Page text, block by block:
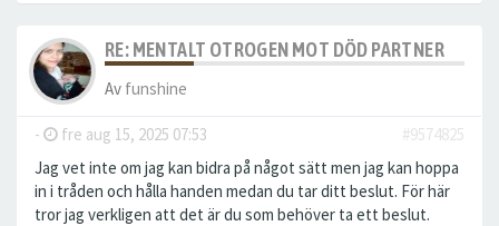
RE: MENTALT OTROGEN MOT DÖD PARTNER
Av funshine
- fre aug 15, 2025 07:53
#9574825
Jag vet inte om jag kan bidra på något sätt men jag kan hoppa
in i tråden och hålla handen medan du tar ditt beslut. För här
tror jag verkligen att det är du som behöver ta ett beslut.